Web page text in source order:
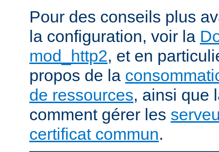
Pour des conseils plus
la configuration, voir la
mod_http2, et en
propos de la
de ressources, ainsi que
comment gérer les
certificat commun.